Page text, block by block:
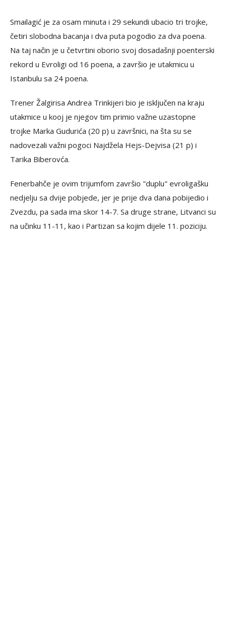
Smailagić je za osam minuta i 29 sekundi ubacio tri trojke,
četiri slobodna bacanja i dva puta pogodio za dva poena.
Na taj način je u četvrtini oborio svoj dosadašnji poenterski
rekord u Evroligi od 16 poena, a završio je utakmicu u
Istanbulu sa 24 poena.
Trener Žalgirisa Andrea Trinkijeri bio je isključen na kraju
utakmice u kooj je njegov tim primio važne uzastopne
trojke Marka Gudurića (20 p) u završnici, na šta su se
nadovezali važni pogoci Najdžela Hejs-Dejvisa (21 p) i
Tarika Biberovća.
Fenerbahče je ovim trijumfom završio "duplu" evroligašku
nedjelju sa dvije pobjede, jer je prije dva dana pobijedio i
Zvezdu, pa sada ima skor 14-7. Sa druge strane, Litvanci su
na učinku 11-11, kao i Partizan sa kojim dijele 11. poziciju.